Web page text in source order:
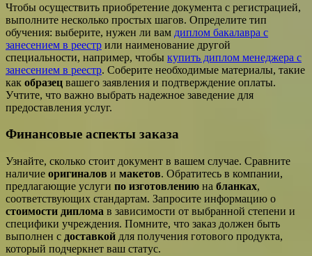
Чтобы осуществить приобретение документа с регистрацией,
выполните несколько простых шагов. Определите тип
обучения: выберите, нужен ли вам диплом бакалавра с
занесением в реестр или наименование другой
специальности, например, чтобы купить диплом менеджера с
занесением в реестр. Соберите необходимые материалы, такие
как образец вашего заявления и подтверждение оплаты.
Учтите, что важно выбрать надежное заведение для
предоставления услуг.
Финансовые аспекты заказа
Узнайте, сколько стоит документ в вашем случае. Сравните
наличие оригиналов и макетов. Обратитесь в компании,
предлагающие услуги по изготовлению на бланках,
соответствующих стандартам. Запросите информацию о
стоимости диплома в зависимости от выбранной степени и
специфики учреждения. Помните, что заказ должен быть
выполнен с доставкой для получения готового продукта,
который подчеркнет ваш статус.